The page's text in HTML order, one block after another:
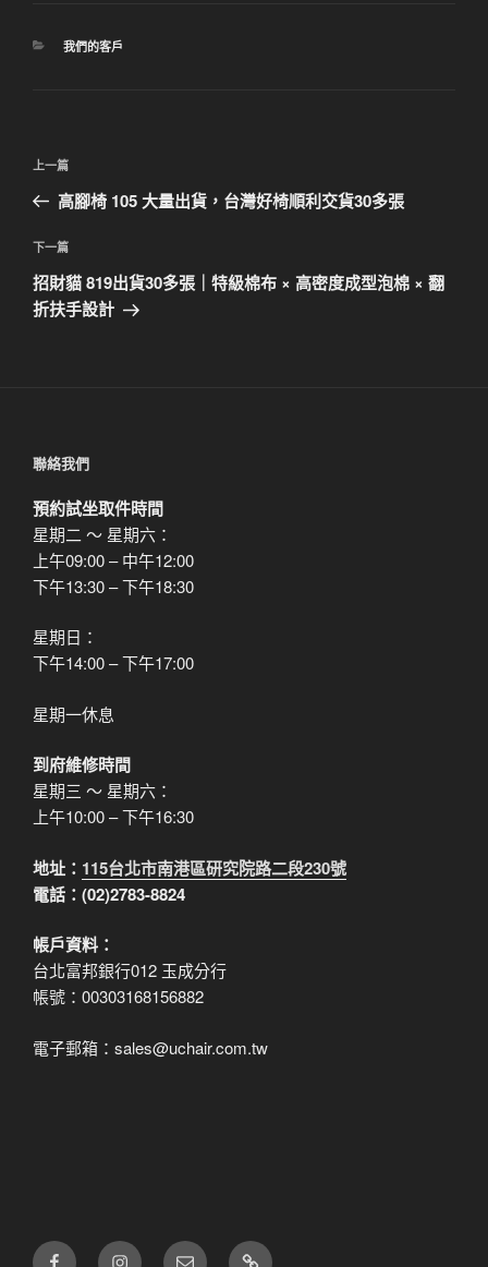
分
我們的客戶
文
導
覽
上
一
文
章
上一篇
高腳椅 105 大量出貨，台灣好椅順利交貨30多張
下
一
篇
下一篇
招財貓 819出貨30多張｜特級棉布 × 高密度成型泡棉 × 翻
折扶手設計
聯絡我們
預約試坐取件時間
星期二 ～ 星期六：
上午09:00 – 中午12:00
下午13:30 – 下午18:30
星期日：
下午14:00 – 下午17:00
星期一休息
到府維修時間
星期三 ～ 星期六：
上午10:00 – 下午16:30
地址： 115台北市南港區研究院路二段230號
電話：(02)2783-8824
帳戶資料：
台北富邦銀行012 玉成分行
帳號：00303168156882
電子郵箱：sales@uchair.com.tw
FB IG 電 LINE